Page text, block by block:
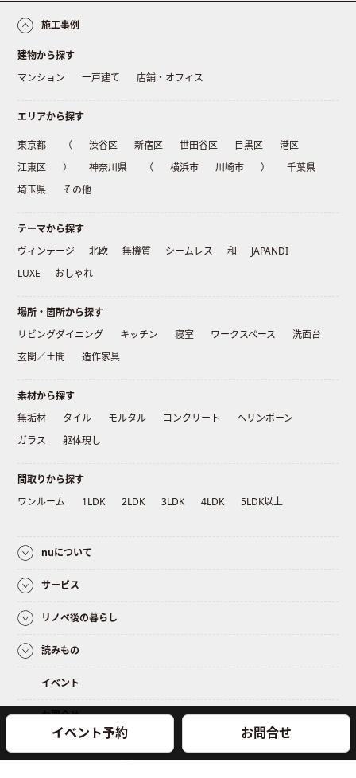
イベント予約 お問合せ
施工事例
建物から探す
マンション
一戸建て 店舗・オフィス
エリアから探す
東京都 （ 渋谷区 新宿区 世田谷区 目黒区
港区
江東区
） 神奈川県 （ 横浜市 川崎市 ）
千葉県
埼玉県
その他
テーマから探す
ヴィンテージ
北欧 無機質 シームレス 和
JAPANDI
LUXE
おしゃれ
場所・箇所から探す
リビングダイニング
キッチン 寝室 ワークスペース
洗面台
玄関／土間
造作家具
素材から探す
無垢材
タイル モルタル コンクリート
ヘリンボーン
ガラス
躯体現し
間取りから探す
ワンルーム
1LDK 2LDK 3LDK 4LDK 5LDK以上
nuについて
サービス
リノベ後の暮らし
読みもの
イベント
お問合せ